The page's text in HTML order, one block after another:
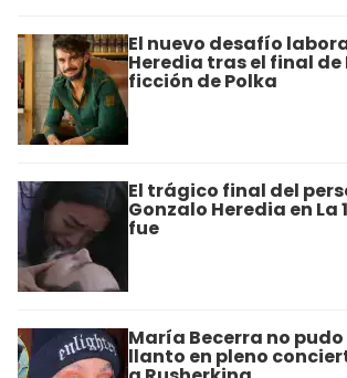
El nuevo desafío
Heredia tras el final de
ficción de Polka
El trágico final del
Gonzalo Heredia en La
fue
María Becerra no
llanto en pleno